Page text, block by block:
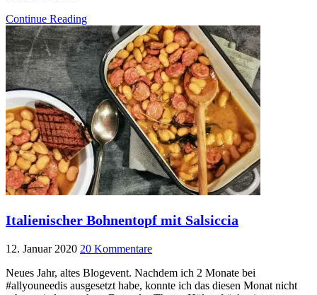
Continue Reading
Italienischer Bohnentopf mit Salsiccia
12. Januar 2020 20 Kommentare
Neues Jahr, altes Blogevent. Nachdem ich 2 Monate bei
#allyouneedis ausgesetzt habe, konnte ich das diesen Monat nicht